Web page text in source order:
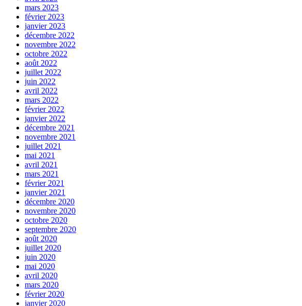
mars 2023
février 2023
janvier 2023
décembre 2022
novembre 2022
octobre 2022
août 2022
juillet 2022
juin 2022
avril 2022
mars 2022
février 2022
janvier 2022
décembre 2021
novembre 2021
juillet 2021
mai 2021
avril 2021
mars 2021
février 2021
janvier 2021
décembre 2020
novembre 2020
octobre 2020
septembre 2020
août 2020
juillet 2020
juin 2020
mai 2020
avril 2020
mars 2020
février 2020
janvier 2020